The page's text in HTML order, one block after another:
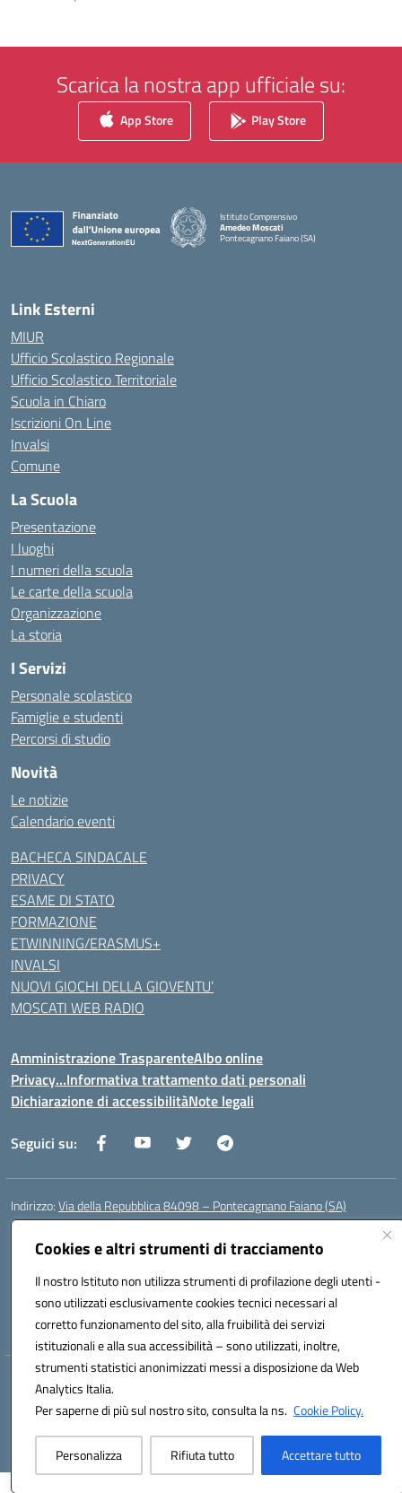
Cookies e altri strumenti di tracciamento
Il nostro Istituto non utilizza strumenti di profilazione degli utenti -
sono utilizzati esclusivamente cookies tecnici necessari al
corretto funzionamento del sito, alla fruibilità dei servizi
istituzionali e alla sua accessibilità – sono utilizzati, inoltre,
strumenti statistici anonimizzati messi a disposizione da Web
Analytics Italia.
Per saperne di più sul nostro sito, consulta la ns. Cookie Policy.
Personalizza Rifiuta tutto Accettare tutto
Scarica la nostra app ufficiale su:
App Store Play Store
Istituto Comprensivo
Amedeo Moscati
Pontecagnano Faiano (SA)
— Visita la pagina iniziale della scuola
Link Esterni
MIUR
Ufficio Scolastico Regionale
Ufficio Scolastico Territoriale
Scuola in Chiaro
Iscrizioni On Line
Invalsi
Comune
La Scuola
Presentazione
I luoghi
I numeri della scuola
Le carte della scuola
Organizzazione
La storia
I Servizi
Personale scolastico
Famiglie e studenti
Percorsi di studio
Novità
Le notizie
Calendario eventi
BACHECA SINDACALE
PRIVACY
ESAME DI STATO
FORMAZIONE
ETWINNING/ERASMUS+
INVALSI
NUOVI GIOCHI DELLA GIOVENTU’
MOSCATI WEB RADIO
Amministrazione TrasparenteAlbo online
Privacy…Informativa trattamento dati personali
Dichiarazione di accessibilitàNote legali
Seguici su:
Indirizzo:Via della Repubblica 84098 – Pontecagnano Faiano (SA)
Centralino:089 201032 Email:saic88800v@istruzione.it
Posta elettronica certificata (PEC):saic88800v@pec.istruzione.it
Codice fiscale: 80028930651
Codice meccanografico:
saic88800v
Codice unico di fatturazione (CUF): UFLEGP
Hosting & Powered by 3D Solution S.r.l.
Concept & Design by Designers Italia